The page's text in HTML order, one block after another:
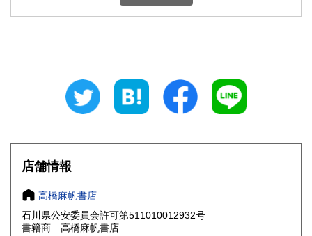
460円 三重県
大阪府
奈良県
鳥取県 460円 島根県
店舗情報
高橋麻帆書店
石川県公安委員会許可第511010012932号
書籍商 高橋麻帆書店